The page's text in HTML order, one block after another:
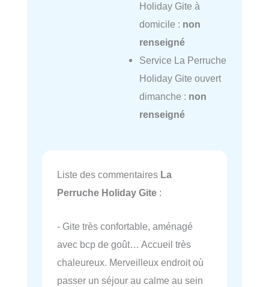
Holiday Gite à
domicile : non
renseigné
Service La Perruche
Holiday Gite ouvert
dimanche : non
renseigné
Liste des commentaires La
Perruche Holiday Gite :
- Gite très confortable, aménagé
avec bcp de goût… Accueil très
chaleureux. Merveilleux endroit où
passer un séjour au calme au sein